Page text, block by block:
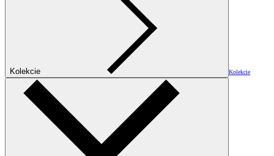
Kolekcie Kolekcie